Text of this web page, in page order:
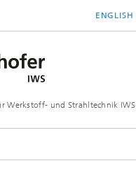
Werkstoff- und Strahltechnik IWS
ENGLISH